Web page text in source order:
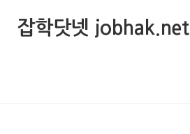
잡학닷넷 jobhak.net